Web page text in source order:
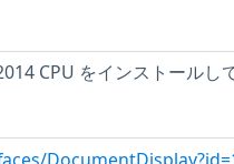
CPU をインストールし